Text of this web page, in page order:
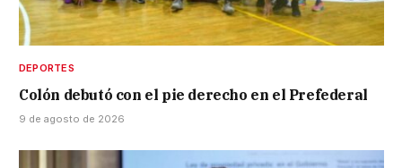
DEPORTES
Colón debutó con el pie derecho en el Prefederal
9 de agosto de 2026